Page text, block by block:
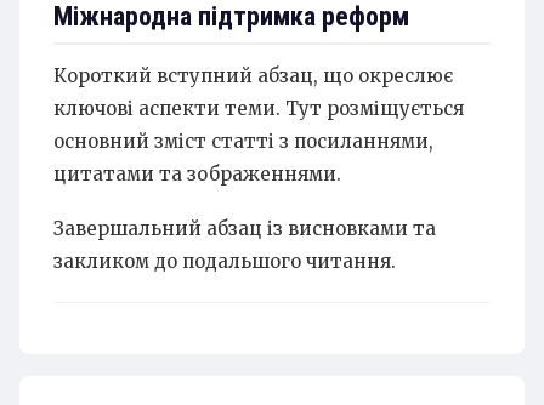
Міжнародна підтримка реформ
Короткий вступний абзац, що окреслює
ключові аспекти теми. Тут розміщується
основний зміст статті з посиланнями,
цитатами та зображеннями.
Завершальний абзац із висновками та
закликом до подальшого читання.